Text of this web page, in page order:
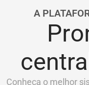
A
Conheça o melhor